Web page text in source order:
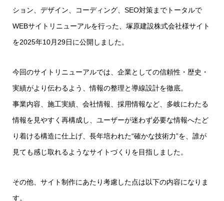
ション、デザイン、コーディング、SEO対策までトータルで
WEBサイトリニューアルを行った、塚原建設株式会社様サイト
を2025年10月29日に公開しました。
今回のサイトリニューアルでは、企業としての信頼性・歴史・
実績がより伝わるよう、情報の整理と導線設計を徹底。
事業内容、施工実績、会社情報、採用情報など、多岐にわたる
情報を見やすく再構成し、ユーザーが迷わず必要な情報へたど
り着ける構造に仕上げ、長年培われた“確かな技術力”を、誰が
見ても感じ取れるようなサイトづくりを目指しました。
その他、サイト制作にあたり考慮した点は以下の内容になりま
す。